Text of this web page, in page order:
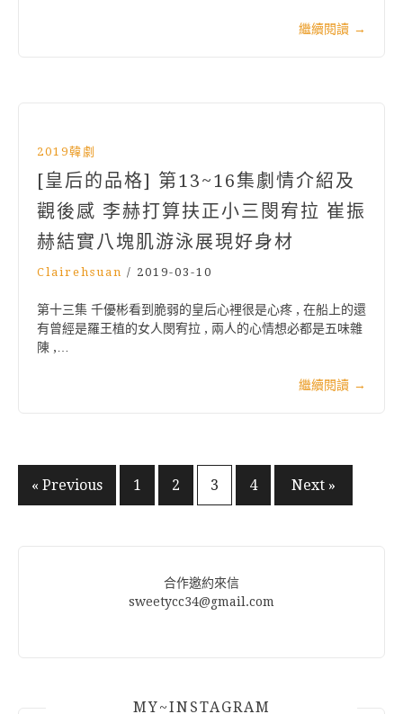
繼續閱讀 →
2019韓劇
[皇后的品格] 第13~16集劇情介紹及
觀後感 李赫打算扶正小三閔宥拉 崔振
赫結實八塊肌游泳展現好身材
Clairehsuan / 2019-03-10
第十三集 千優彬看到脆弱的皇后心裡很是心疼 , 在船上的還
有曾經是羅王植的女人閔宥拉 , 兩人的心情想必都是五味雜
陳 ,…
繼續閱讀 →
文
« Previous 1 2 3 4 Next »
合作邀約來信
sweetycc34@gmail.com
MY~INSTAGRAM